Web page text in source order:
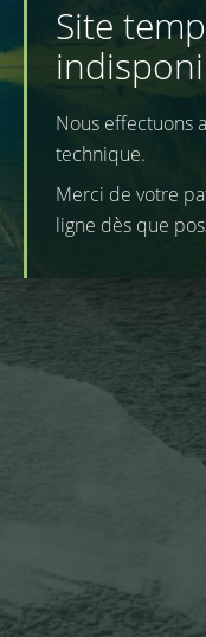
Site
Nous effectuons
technique.
Merci de votre
ligne dès que